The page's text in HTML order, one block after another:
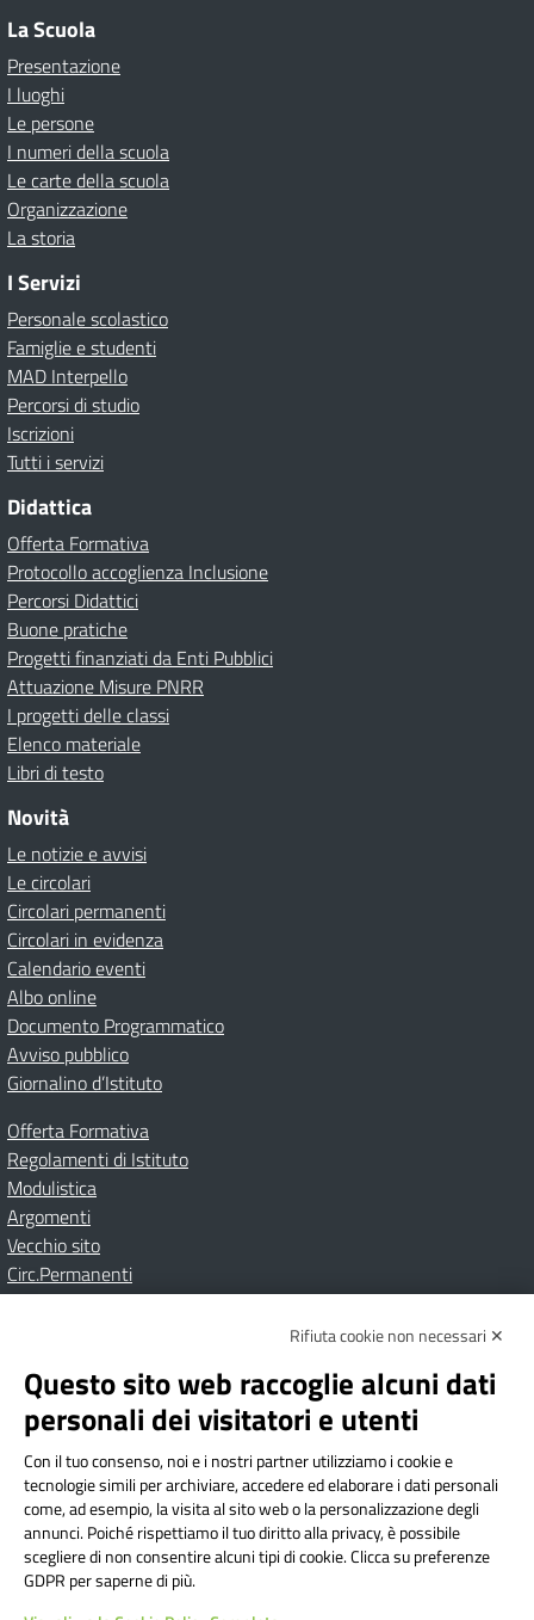
La Scuola
Presentazione
I luoghi
Le persone
I numeri della scuola
Le carte della scuola
Organizzazione
La storia
I Servizi
Personale scolastico
Famiglie e studenti
MAD Interpello
Percorsi di studio
Iscrizioni
Tutti i servizi
Didattica
Offerta Formativa
Protocollo accoglienza Inclusione
Percorsi Didattici
Buone pratiche
Progetti finanziati da Enti Pubblici
Attuazione Misure PNRR
I progetti delle classi
Elenco materiale
Libri di testo
Novità
Le notizie e avvisi
Le circolari
Circolari permanenti
Circolari in evidenza
Calendario eventi
Albo online
Documento Programmatico
Avviso pubblico
Giornalino d’Istituto
Offerta Formativa
Regolamenti di Istituto
Modulistica
Argomenti
Vecchio sito
Circ.Permanenti
Albo onlinePrivacy Policy
Dichiarazione di accessibilità
Note Legali
Istituto Comprensivo Bricherasio
Via Cesare Bollea n. 3 - 10064 Bricherasio (TO) | P.E.O.:
toic84200d@istruzione.it | P.E.C.:
toic84200d@pec.istruzione.it
Codice Fiscale: 94544620019 | Cod. Meccanografico:
Rifiuta cookie non necessari ✕
Questo sito web raccoglie alcuni dati
personali dei visitatori e utenti
Con il tuo consenso, noi e i nostri partner utilizziamo i cookie e
tecnologie simili per archiviare, accedere ed elaborare i dati personali
come, ad esempio, la visita al sito web o la personalizzazione degli
annunci. Poiché rispettiamo il tuo diritto alla privacy, è possibile
scegliere di non consentire alcuni tipi di cookie. Clicca su preferenze
GDPR per saperne di più.